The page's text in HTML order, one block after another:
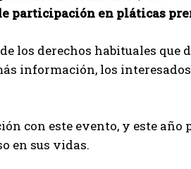
participación en pláticas
los derechos habituales que
información, los
con este evento, y este año
en sus vidas.